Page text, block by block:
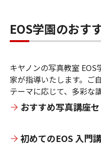
EOS学園のおす
キヤノンの写真教室
家が指導いたします。ご
テーマに応じて、多彩な
おすすめ写真講座
初めてのEOS 入門